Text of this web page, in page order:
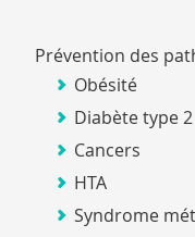
Prévention des
Obésité
Diabète type 2
Cancers
HTA
Syndrome